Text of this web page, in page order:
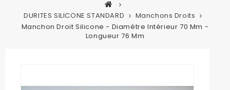
DURITES SILICONE STANDARD
Manchons Droits
Manchon Droit Silicone - Diamètre Intérieur 70 Mm -
Longueur 76 Mm